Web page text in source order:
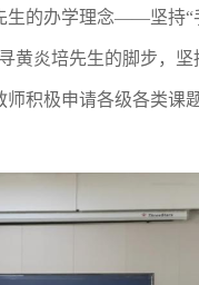
生的办学理念——坚持“
炎培先生的脚步，坚
积极申请各级各类课